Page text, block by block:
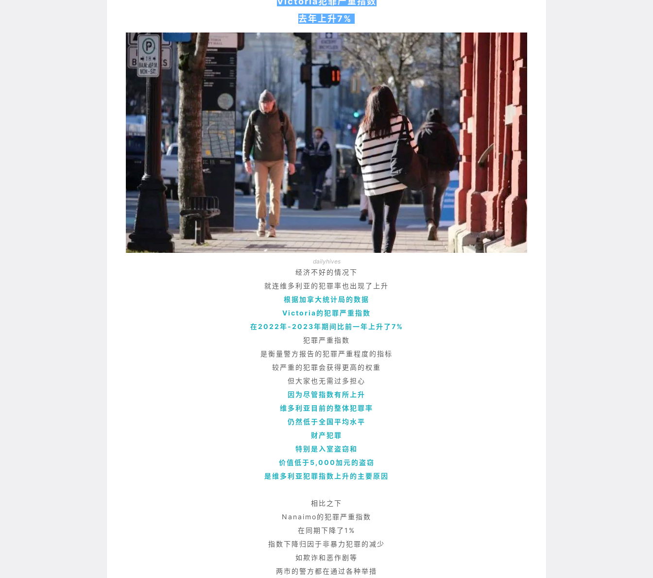
去年上升7%
dailyhives
经济不好的情况下
就连维多利亚的犯罪率也出现了上升
根据加拿大统计局的数据
Victoria的犯罪严重指数
在2022年-2023年期间比前一年上升了7%
犯罪严重指数
是衡量警方报告的犯罪严重程度的指标
较严重的犯罪会获得更高的权重
但大家也无需过多担心
因为尽管指数有所上升
维多利亚目前的整体犯罪率
仍然低于全国平均水平
财产犯罪
特别是入室盗窃和
价值低于5,000加元的盗窃
是维多利亚犯罪指数上升的主要原因
相比之下
Nanaimo的犯罪严重指数
在同期下降了1%
指数下降归因于非暴力犯罪的减少
如欺诈和恶作剧等
两市的警方都在通过各种举措